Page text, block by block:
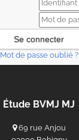
Mot de passe oublié ?
Étude BVMJ MJ
69 rue Anjou